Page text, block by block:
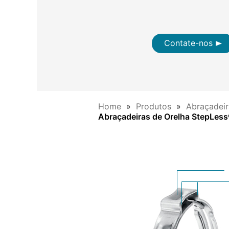
Contate-nos
Home Produtos
Abraçadeiras de Orelha